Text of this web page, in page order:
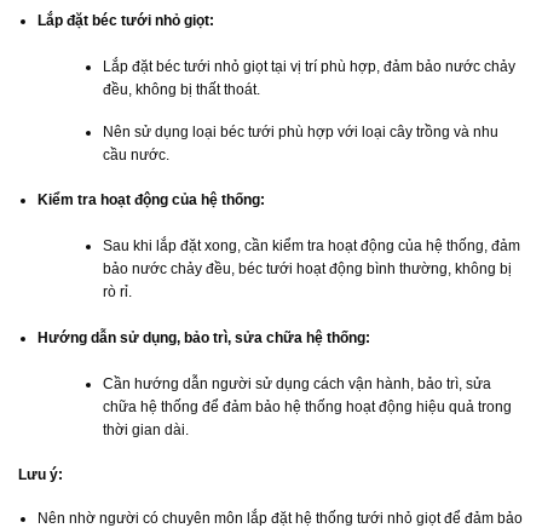
Lắp đặt béc tưới nhỏ giọt:
Lắp đặt béc tưới nhỏ giọt tại vị trí phù hợp, đảm bảo nước chảy
đều, không bị thất thoát.
Nên sử dụng loại béc tưới phù hợp với loại cây trồng và nhu
cầu nước.
Kiểm tra hoạt động của hệ thống:
Sau khi lắp đặt xong, cần kiểm tra hoạt động của hệ thống, đảm
bảo nước chảy đều, béc tưới hoạt động bình thường, không bị
rò rỉ.
Hướng dẫn sử dụng, bảo trì, sửa chữa hệ thống:
Cần hướng dẫn người sử dụng cách vận hành, bảo trì, sửa
chữa hệ thống để đảm bảo hệ thống hoạt động hiệu quả trong
thời gian dài.
Lưu ý:
Nên nhờ người có chuyên môn lắp đặt hệ thống tưới nhỏ giọt để đảm bảo